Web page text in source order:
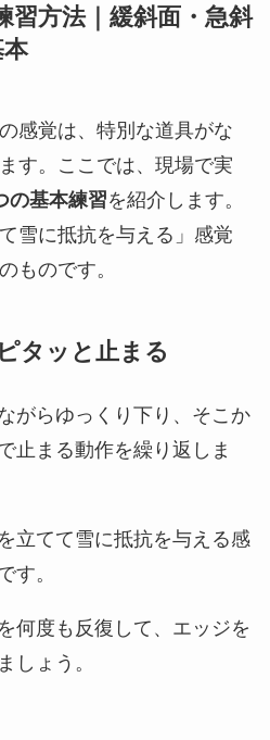
習方法｜緩斜面・急斜
感覚は、特別な道具がな
す。ここでは、現場で実
の基本練習を紹介します。
雪に抵抗を与える」感覚
ものです。
タッと止まる
がらゆっくり下り、そこか
止まる動作を繰り返しま
立てて雪に抵抗を与える感
す。
何度も反復して、エッジを
しょう。